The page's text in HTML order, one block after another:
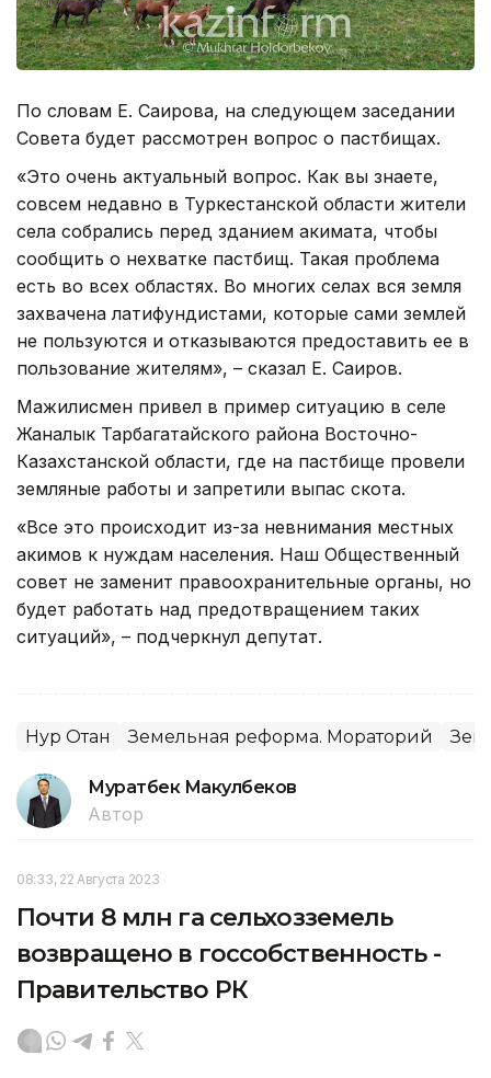
По словам Е. Саирова, на следующем заседании
Совета будет рассмотрен вопрос о пастбищах.
«Это очень актуальный вопрос. Как вы знаете,
совсем недавно в Туркестанской области жители
села собрались перед зданием акимата, чтобы
сообщить о нехватке пастбищ. Такая проблема
есть во всех областях. Во многих селах вся земля
захвачена латифундистами, которые сами землей
не пользуются и отказываются предоставить ее в
пользование жителям», – сказал Е. Саиров.
Мажилисмен привел в пример ситуацию в селе
Жаналык Тарбагатайского района Восточно-
Казахстанской области, где на пастбище провели
земляные работы и запретили выпас скота.
«Все это происходит из-за невнимания местных
акимов к нуждам населения. Наш Общественный
совет не заменит правоохранительные органы, но
будет работать над предотвращением таких
ситуаций», – подчеркнул депутат.
Нур Отан Земельная реформа. Мораторий
Муратбек Макулбеков
Автор
08:33, 22 Августа 2023
Почти 8 млн гa сельхозземель
возвращено в госсобственность -
Правительство РК